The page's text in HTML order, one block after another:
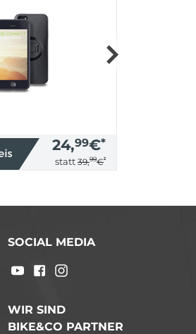
24,99€*
statt 39,99€*
SOCIAL MEDIA
WIR SIND
BIKE&CO PARTNER